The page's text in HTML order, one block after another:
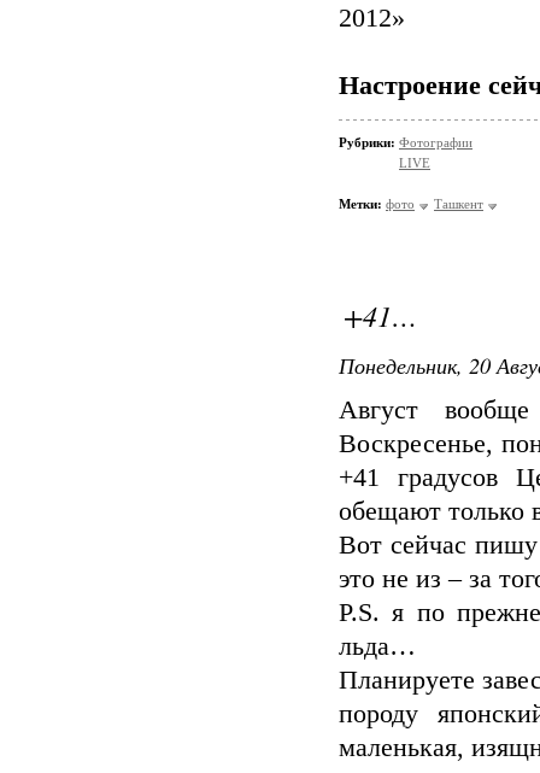
2012»
Настроение
Рубрики: Фотографии
LIVE
Метки: фото Ташкент
+41…
Понедельник, 20
Август
Воскресенье,
+41 градусов
обещают только
Вот сейчас
это не из – за
P.S. я по
льда…
Планируете
породу
маленькая,